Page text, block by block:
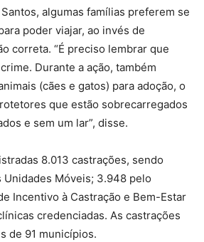
algumas famílias preferem se
poder viajar, ao invés de
correta. “É preciso lembrar que
Durante a ação, também
(cães e gatos) para adoção, o
que estão sobrecarregados
e sem um lar”, disse.
8.013 castrações, sendo
Unidades Móveis; 3.948 pelo
Incentivo à Castração e Bem-Estar
credenciadas. As castrações
de 91 municípios.